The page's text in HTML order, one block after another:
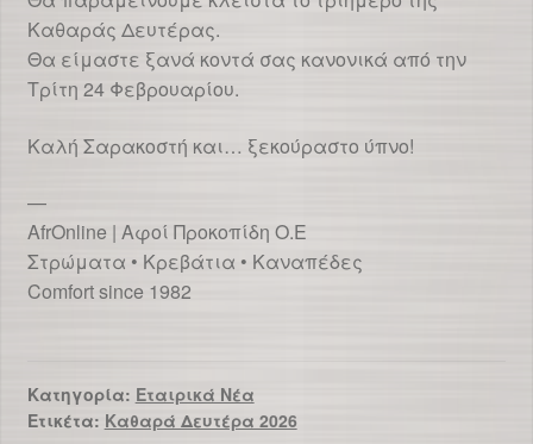
Καθαράς Δευτέρας.
Θα είμαστε ξανά κοντά σας κανονικά από την
Τρίτη 24 Φεβρουαρίου.
Καλή Σαρακοστή και… ξεκούραστο ύπνο!
—
AfrOnline | Αφοί Προκοπίδη Ο.Ε
Στρώματα • Κρεβάτια • Καναπέδες
Comfort since 1982
Κατηγορία: Εταιρικά Νέα
Ετικέτα: Καθαρά Δευτέρα 2026